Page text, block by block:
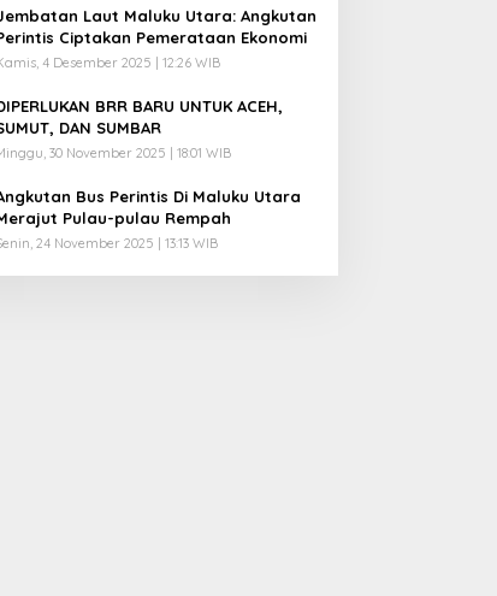
Laut Maluku Utara: Angkutan
Ciptakan Pemerataan Ekonomi
4 Desember 2025 | 12:26 WIB
BRR BARU UNTUK ACEH,
DAN SUMBAR
30 November 2025 | 18:01 WIB
Bus Perintis Di Maluku Utara
Pulau-pulau Rempah
24 November 2025 | 13:13 WIB